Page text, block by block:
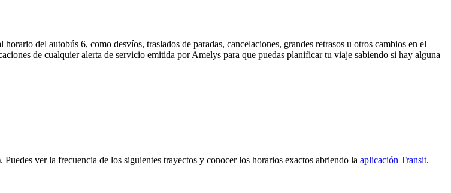
del autobús 6, como desvíos, traslados de paradas, cancelaciones, grandes retrasos u otros cambios en el
de cualquier alerta de servicio emitida por Amelys para que puedas planificar tu viaje sabiendo si hay alguna
ver la frecuencia de los siguientes trayectos y conocer los horarios exactos abriendo la aplicación Transit.